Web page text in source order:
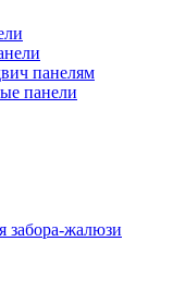
панелям
панели
забора-жалюзи